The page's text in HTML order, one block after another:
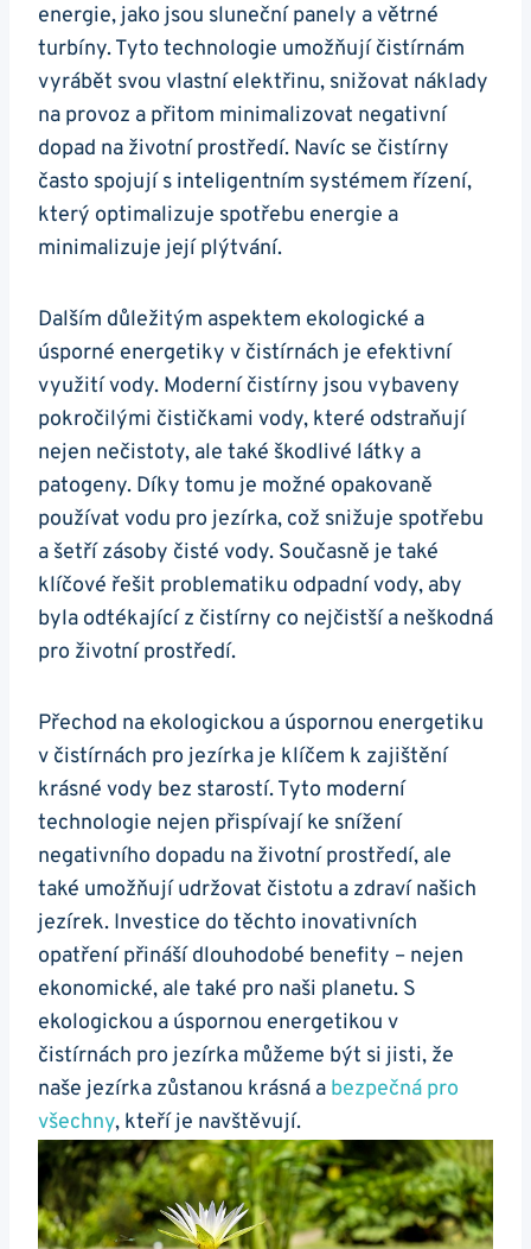
energie, jako jsou sluneční panely a větrné
turbíny. Tyto technologie umožňují čistírnám
vyrábět svou vlastní elektřinu, snižovat náklady
na provoz a přitom minimalizovat negativní
dopad na životní prostředí. Navíc se čistírny
často spojují s inteligentním systémem řízení,
který optimalizuje spotřebu energie a
minimalizuje její plýtvání.
Dalším důležitým aspektem ekologické a
úsporné energetiky v čistírnách je efektivní
využití vody. Moderní čistírny jsou vybaveny
pokročilými čističkami vody, které odstraňují
nejen nečistoty, ale také škodlivé látky a
patogeny. Díky tomu je možné opakovaně
používat vodu pro jezírka, což snižuje spotřebu
a šetří zásoby čisté vody. Současně je také
klíčové řešit problematiku odpadní vody, aby
byla odtékající z čistírny co nejčistší a neškodná
pro životní prostředí.
Přechod na ekologickou a úspornou energetiku
v čistírnách pro jezírka je klíčem k zajištění
krásné vody bez starostí. Tyto moderní
technologie nejen přispívají ke snížení
negativního dopadu na životní prostředí, ale
také umožňují udržovat čistotu a zdraví našich
jezírek. Investice do těchto inovativních
opatření přináší dlouhodobé benefity – nejen
ekonomické, ale také pro naši planetu. S
ekologickou a úspornou energetikou v
čistírnách pro jezírka můžeme být si jisti, že
naše jezírka zůstanou krásná a bezpečná pro
všechny, kteří je navštěvují.